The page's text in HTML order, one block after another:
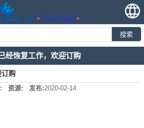
搜索
经恢复工作，欢迎订购
订购
资源: 发布:2020-02-14